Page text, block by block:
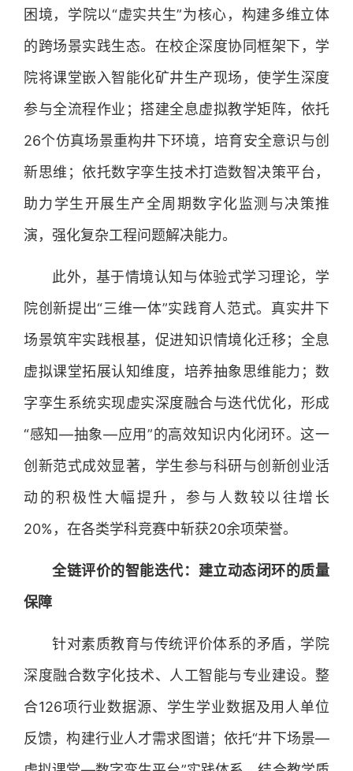
困境，学院以“虚实共生”为核心，构建多维立体
的跨场景实践生态。在校企深度协同框架下，学
院将课堂嵌入智能化矿井生产现场，使学生深度
参与全流程作业；搭建全息虚拟教学矩阵，依托
26个仿真场景重构井下环境，培育安全意识与创
新思维；依托数字孪生技术打造数智决策平台，
助力学生开展生产全周期数字化监测与决策推
演，强化复杂工程问题解决能力。
此外，基于情境认知与体验式学习理论，学
院创新提出“三维一体”实践育人范式。真实井下
场景筑牢实践根基，促进知识情境化迁移；全息
虚拟课堂拓展认知维度，培养抽象思维能力；数
字孪生系统实现虚实深度融合与迭代优化，形成
“感知—抽象—应用”的高效知识内化闭环。这一
创新范式成效显著，学生参与科研与创新创业活
动的积极性大幅提升，参与人数较以往增长
20%，在各类学科竞赛中斩获20余项荣誉。
全链评价的智能迭代：建立动态闭环的质量
保障
针对素质教育与传统评价体系的矛盾，学院
深度融合数字化技术、人工智能与专业建设。整
合126项行业数据源、学生学业数据及用人单位
反馈，构建行业人才需求图谱；依托“井下场景—